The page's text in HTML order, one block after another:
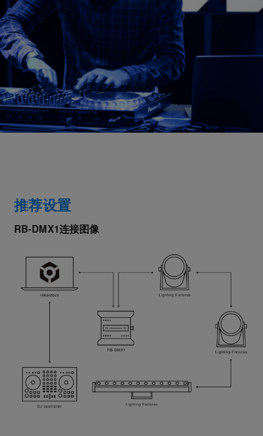
推荐设置
RB-DMX1连接图像